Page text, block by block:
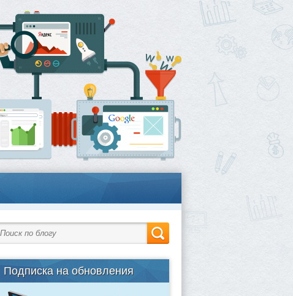
Подписка на обновления